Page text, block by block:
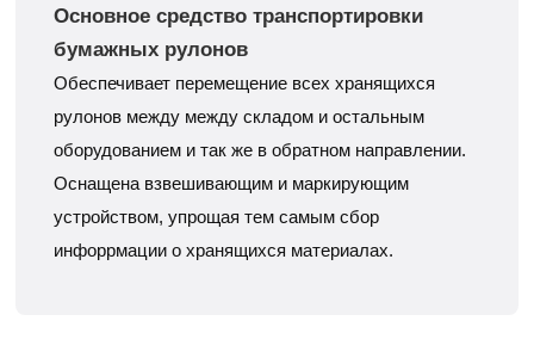
Основное средство транспортировки
бумажных рулонов
Обеспечивает перемещение всех хранящихся
рулонов между между складом и остальным
оборудованием и так же в обратном направлении.
Оснащена взвешивающим и маркирующим
устройством, упрощая тем самым сбор
инфоррмации о хранящихся материалах.